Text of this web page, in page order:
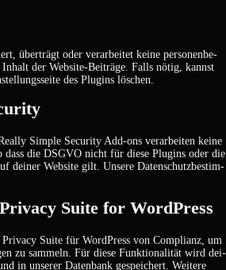
über­trägt oder ver­ar­bei­tet kei­ne per­so­nen­be­
Inhalt der Web­site-Bei­trä­ge. Falls nötig, kannst
des Plug­ins löschen.
Simp­le Secu­ri­ty Add-ons ver­ar­bei­ten kei­ne
dass die DSGVO nicht für die­se Plug­ins oder die
dei­ner Web­site gilt. Unse­re Daten­schutz­be­stim­
Suite for Word­Press
Suite für Word­Press von Com­pli­anz, um
zu sam­meln. Für die­se Funk­tio­na­li­tät wird dei­
in unse­rer Daten­bank gespei­chert. Wei­te­re